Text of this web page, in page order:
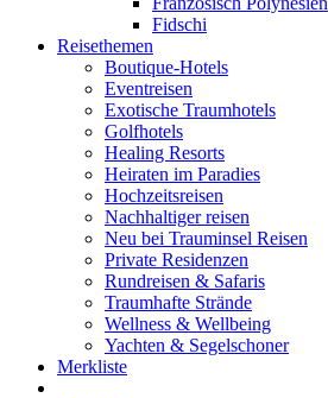
Fidschi
Reisethemen
Boutique-Hotels
Eventreisen
Exotische Traumhotels
Golfhotels
Healing Resorts
Heiraten im Paradies
Hochzeitsreisen
Nachhaltiger reisen
Neu bei Trauminsel Reisen
Private Residenzen
Rundreisen & Safaris
Traumhafte Strände
Wellness & Wellbeing
Yachten & Segelschoner
Merkliste